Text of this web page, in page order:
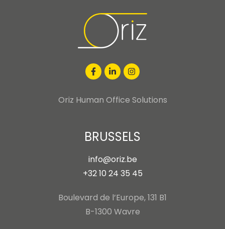
Oriz Human Office Solutions
BRUSSELS
info@oriz.be
+32 10 24 35 45
Boulevard de l’Europe, 131 B1
B-1300 Wavre